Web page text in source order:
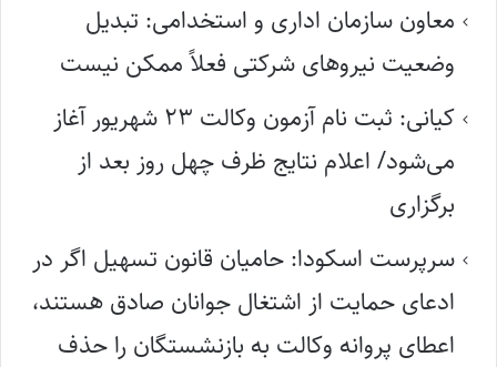
معاون سازمان اداری و استخدامی: تبدیل
وضعیت نیروهای شرکتی فعلاً ممکن نیست
کیانی: ثبت نام آزمون وکالت ۲۳ شهریور آغاز
می‌شود/ اعلام نتایج ظرف چهل روز بعد از
برگزاری
سرپرست اسکودا: حامیان قانون تسهیل اگر در
ادعای حمایت از اشتغال جوانان صادق هستند،
اعطای پروانه وکالت به بازنشستگان را حذف